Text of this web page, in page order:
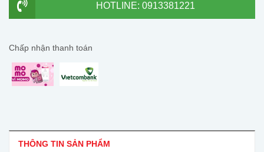
HOTLINE: 0913381221
Chấp nhận thanh toán
THÔNG TIN SẢN PHẨM